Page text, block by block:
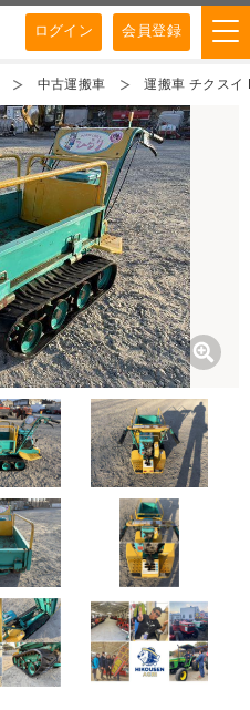
ログイン 会員登録
中古運搬車 運搬車 チクス